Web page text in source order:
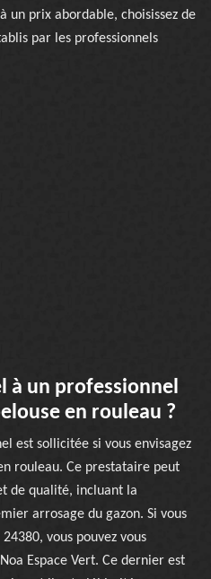
un prix abordable, choisissez de
par les professionnels
à un professionnel
en rouleau ?
est sollicitée si vous envisagez
rouleau. Ce prestataire peut
de qualité, incluant la
arrosage du gazon. Si vous
vous pouvez vous
Espace Vert. Ce dernier est